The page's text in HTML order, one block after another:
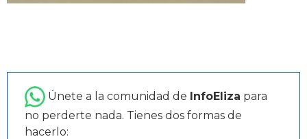
Únete a la comunidad de InfoEliza para
no perderte nada. Tienes dos formas de
hacerlo: